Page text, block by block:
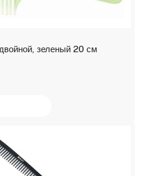
зеленый 20 см